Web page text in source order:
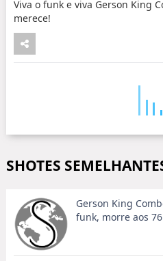
Viva o funk e viva Gerson King
merece!
SHOTES
Gerson King
funk, morre aos